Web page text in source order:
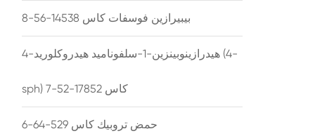
بيبيرازين فوسفات كاس 14538-56-8
4-هيدرازينوبينزين-1-سلفوناميد هيدروكلوريد (4-
sph) كاس 17852-52-7
حمض تروبيك كاس 529-64-6